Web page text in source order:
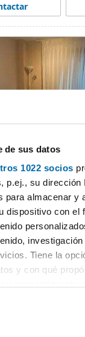
de sus datos
1022 socios
p.ej., su dirección
para almacenar y
dispositivo con el
Tiene la
y con qué
1 Baño
64, Jesús, La